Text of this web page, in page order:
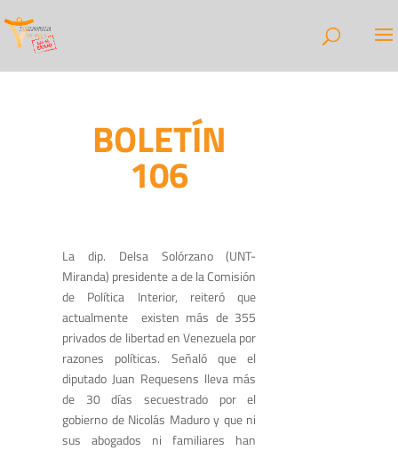
BOLETÍN
106
La dip. Delsa Solórzano (UNT-
Miranda) presidente a de la Comisión
de Política Interior, reiteró que
actualmente existen más de 355
privados de libertad en Venezuela por
razones políticas. Señaló que el
diputado Juan Requesens lleva más
de 30 días secuestrado por el
gobierno de Nicolás Maduro y que ni
sus abogados ni familiares han